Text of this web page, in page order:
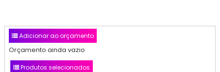
Adicionar ao orçamento
Orçamento ainda vazio
Produtos selecionados